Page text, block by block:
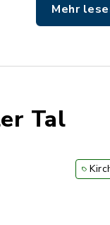
Mehr
Tal